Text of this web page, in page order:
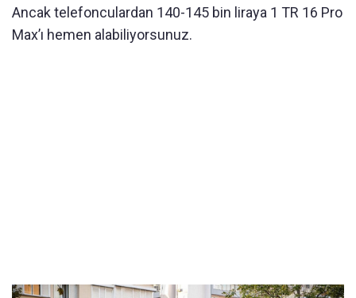
Ancak telefonculardan 140-145 bin liraya 1 TR 16 Pro
Max’ı hemen alabiliyorsunuz.